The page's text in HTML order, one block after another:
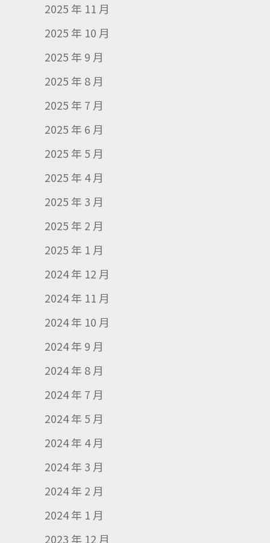
2025 年 11 月
2025 年 10 月
2025 年 9 月
2025 年 8 月
2025 年 7 月
2025 年 6 月
2025 年 5 月
2025 年 4 月
2025 年 3 月
2025 年 2 月
2025 年 1 月
2024 年 12 月
2024 年 11 月
2024 年 10 月
2024 年 9 月
2024 年 8 月
2024 年 7 月
2024 年 5 月
2024 年 4 月
2024 年 3 月
2024 年 2 月
2024 年 1 月
2023 年 12 月